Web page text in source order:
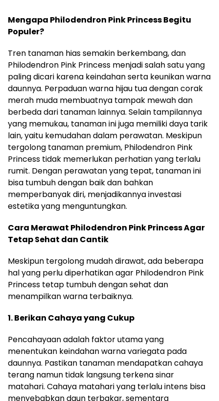
Mengapa Philodendron Pink Princess Begitu
Populer?
Tren tanaman hias semakin berkembang, dan
Philodendron Pink Princess menjadi salah satu yang
paling dicari karena keindahan serta keunikan warna
daunnya. Perpaduan warna hijau tua dengan corak
merah muda membuatnya tampak mewah dan
berbeda dari tanaman lainnya. Selain tampilannya
yang memukau, tanaman ini juga memiliki daya tarik
lain, yaitu kemudahan dalam perawatan. Meskipun
tergolong tanaman premium, Philodendron Pink
Princess tidak memerlukan perhatian yang terlalu
rumit. Dengan perawatan yang tepat, tanaman ini
bisa tumbuh dengan baik dan bahkan
memperbanyak diri, menjadikannya investasi
estetika yang menguntungkan.
Cara Merawat Philodendron Pink Princess Agar
Tetap Sehat dan Cantik
Meskipun tergolong mudah dirawat, ada beberapa
hal yang perlu diperhatikan agar Philodendron Pink
Princess tetap tumbuh dengan sehat dan
menampilkan warna terbaiknya.
1. Berikan Cahaya yang Cukup
Pencahayaan adalah faktor utama yang
menentukan keindahan warna variegata pada
daunnya. Pastikan tanaman mendapatkan cahaya
terang namun tidak langsung terkena sinar
matahari. Cahaya matahari yang terlalu intens bisa
menyebabkan daun terbakar, sementara